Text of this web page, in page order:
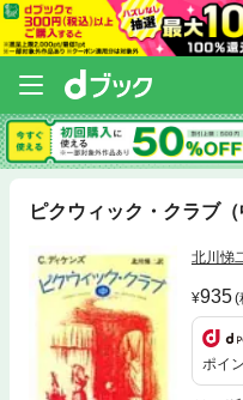
ピクウィック・クラブ（
北川悌
935(
ポイ